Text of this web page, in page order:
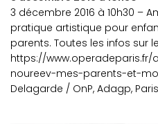
3 décembre 2016 à 10h30 –
pratique artistique pour
parents. Toutes les infos sur
https://
noureev-mes-parents-et-
Delagarde / OnP, Adagp,